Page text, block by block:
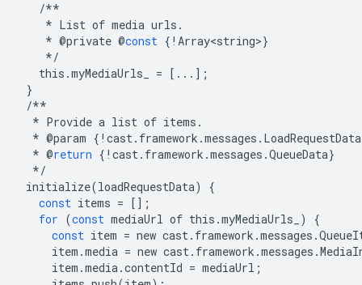
/**
* List of media urls .
* @private @const { ! Array<string>}
*/
this .myMediaUrls_ = [ ... ];
}
/**
* Provide a list of items .
* @param { ! cast. framework .messages . LoadRequestData
* @return { ! cast. framework .messages .QueueData}
*/
initialize(loadRequestData)
{
const items = [];
for (const mediaUrl of this .myMediaUrls_ )
{
const item = new cast. framework .messages .
item .media = new cast. framework .messages .
item .media.contentId = mediaUrl ;